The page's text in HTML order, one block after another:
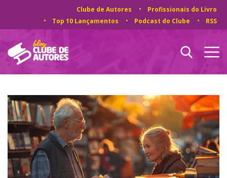
Clube de Autores
Profissionais do Livro
Top 10 Lançamentos
Podcast do Clube RSS